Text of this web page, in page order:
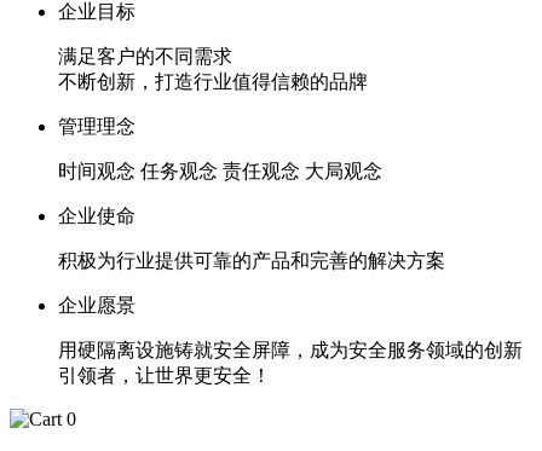
企业目标
满足客户的不同需求
不断创新，打造行业值得信赖的品牌
管理理念
时间观念 任务观念 责任观念 大局观念
企业使命
积极为行业提供可靠的产品和完善的解决方案
企业愿景
用硬隔离设施铸就安全屏障，成为安全服务领域的创新
引领者，让世界更安全！
0